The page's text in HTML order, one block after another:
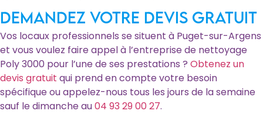
Demandez votre devis gratuit
Vos locaux professionnels se situent à Puget-sur-Argens
et vous voulez faire appel à l’entreprise de nettoyage
Poly 3000 pour l’une de ses prestations ? Obtenez un
devis gratuit qui prend en compte votre besoin
spécifique ou appelez-nous tous les jours de la semaine
sauf le dimanche au04 93 29 00 27.